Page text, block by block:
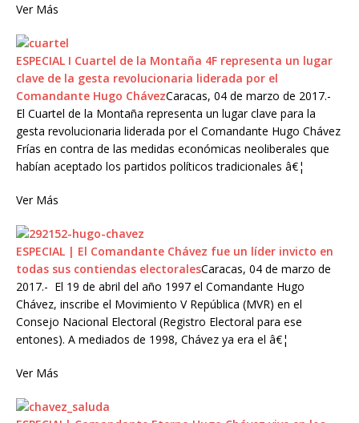
Ver Más
ESPECIAL I Cuartel de la Montaña 4F representa un lugar
clave de la gesta revolucionaria liderada por el
Comandante Hugo ChávezCaracas, 04 de marzo de 2017.-
El Cuartel de la Montaña representa un lugar clave para la
gesta revolucionaria liderada por el Comandante Hugo Chávez
Frías en contra de las medidas económicas neoliberales que
habían aceptado los partidos políticos tradicionales â€¦
Ver Más
ESPECIAL | El Comandante Chávez fue un líder invicto en
todas sus contiendas electoralesCaracas, 04 de marzo de
2017.- El 19 de abril del año 1997 el Comandante Hugo
Chávez, inscribe el Movimiento V República (MVR) en el
Consejo Nacional Electoral (Registro Electoral para ese
entones). A mediados de 1998, Chávez ya era el â€¦
Ver Más